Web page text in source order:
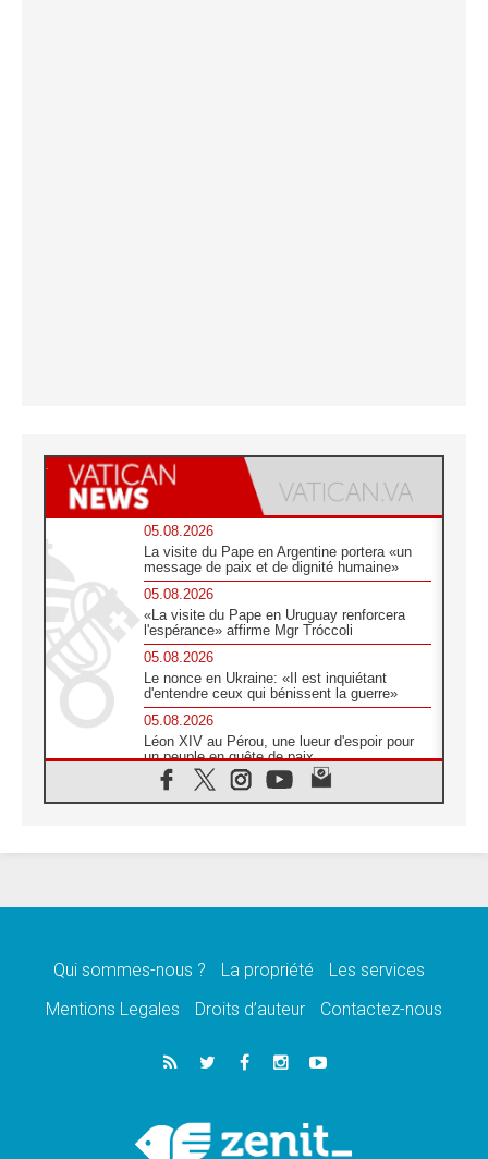
05.08.2026
La visite du Pape en Argentine portera «un
message de paix et de dignité humaine»
05.08.2026
«La visite du Pape en Uruguay renforcera
l'espérance» affirme Mgr Tróccoli
05.08.2026
Le nonce en Ukraine: «Il est inquiétant
d'entendre ceux qui bénissent la guerre»
05.08.2026
Léon XIV au Pérou, une lueur d'espoir pour
un peuple en quête de paix
05.08.2026
SCEAM: L'Église en Afrique vers
en Argentine et au Pérou
Audience générale: la prière est un acte
04.08.2026
Léon XIV invite les Chevaliers de Colomb à
Au Nigéria, attaques d'église, meurtre et
enlèvements de religieux suscitent l'émotion
Qui sommes-nous ? La propriété
Les services
Mentions Legales
Droits d’auteur Contactez-nous